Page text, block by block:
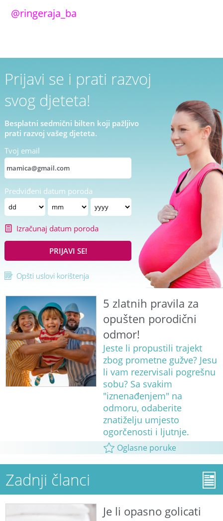
@ringeraja_ba
Prijavi se i prati razvoj
svog djeteta!
Besplatni sedmični bilten koji pažljivo
prati razvoj vašeg djeteta.
Tvoj email
Predviđeni datum poroda
Izračunaj datum poroda
PRIJAVI SE!
Opšti uslovi korištenja
5 zlatnih pravila za
opušten porodični
odmor!
Jeste li propustili trajekt
zbog prometne gužve? Jesu
li vam rezervisali pogrešnu
sobu? Sa svakim
"iznenađenjem" na
odmoru, odaberite
znatiželju umjesto
ogorčenosti i ljutnje.
Oglasne poruke
Zadnji članci
Je li opasno golicati